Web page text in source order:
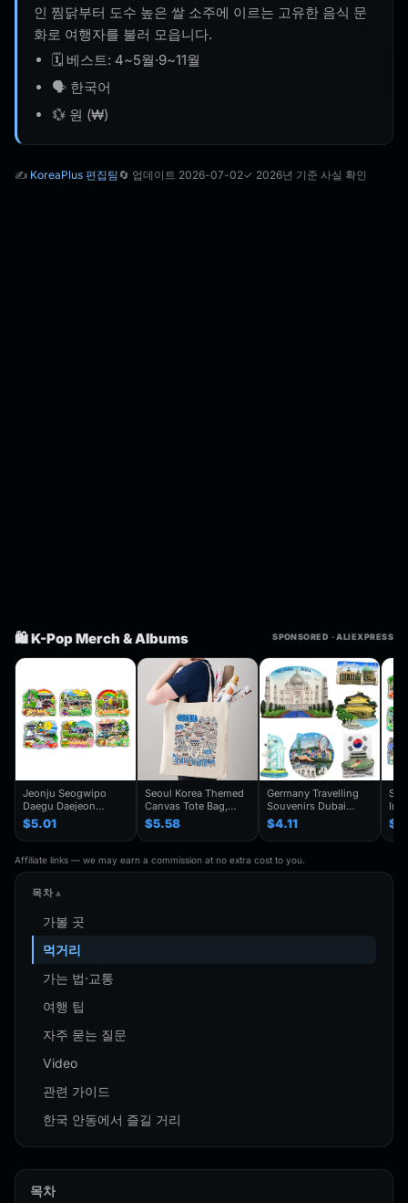
인 찜닭부터 도수 높은 쌀 소주에 이르는 고유한 음식 문
화로 여행자를 불러 모읍니다.
🗓️ 베스트: 4~5월·9~11월
🗣️ 한국어
💱 원 (₩)
✍️ KoreaPlus 편집팀🔄 업데이트 2026-07-02✓ 2026년 기준 사실 확인
🛍️ K-Pop Merch & Albums SPONSORED · ALIEXPRESS
Jeonju Seogwipo
Daegu Daejeon
Chuncheon Andong
South Korea Fridge
Magnet Travel
Souvenir Gift
Handmade Decorative
$5.01
Seoul Korea Themed
Canvas Tote Bag,
Seoul Souvenir Gift,
Seoul City Shoulder
Bag For
Traveler,Trendy
Folding Shoulder Bag
$5.58
Germany Travelling
Souvenirs Dubai
Kuwait Fridge
Stickers Japan
Shanghai Korea
Finland Mauritius
Fridge Magnets
$4.11
Affiliate links — we may earn a commission at no extra cost to you.
목차
가볼 곳
먹거리
가는 법·교통
여행 팁
자주 묻는 질문
Video
관련 가이드
한국 안동에서 즐길 거리
목차